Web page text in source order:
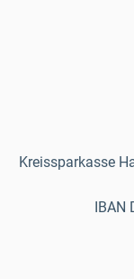
Kreissparkasse
IBAN